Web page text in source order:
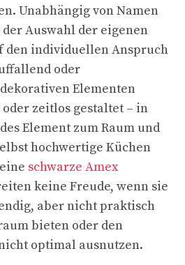
Unabhängig von Namen
der Auswahl der eigenen
den individuellen Anspruch
oder
Elementen
zeitlos gestaltet – in
Element zum Raum und
hochwertige Küchen
schwarze Amex
keine Freude, wenn sie
aber nicht praktisch
bieten oder den
optimal ausnutzen.